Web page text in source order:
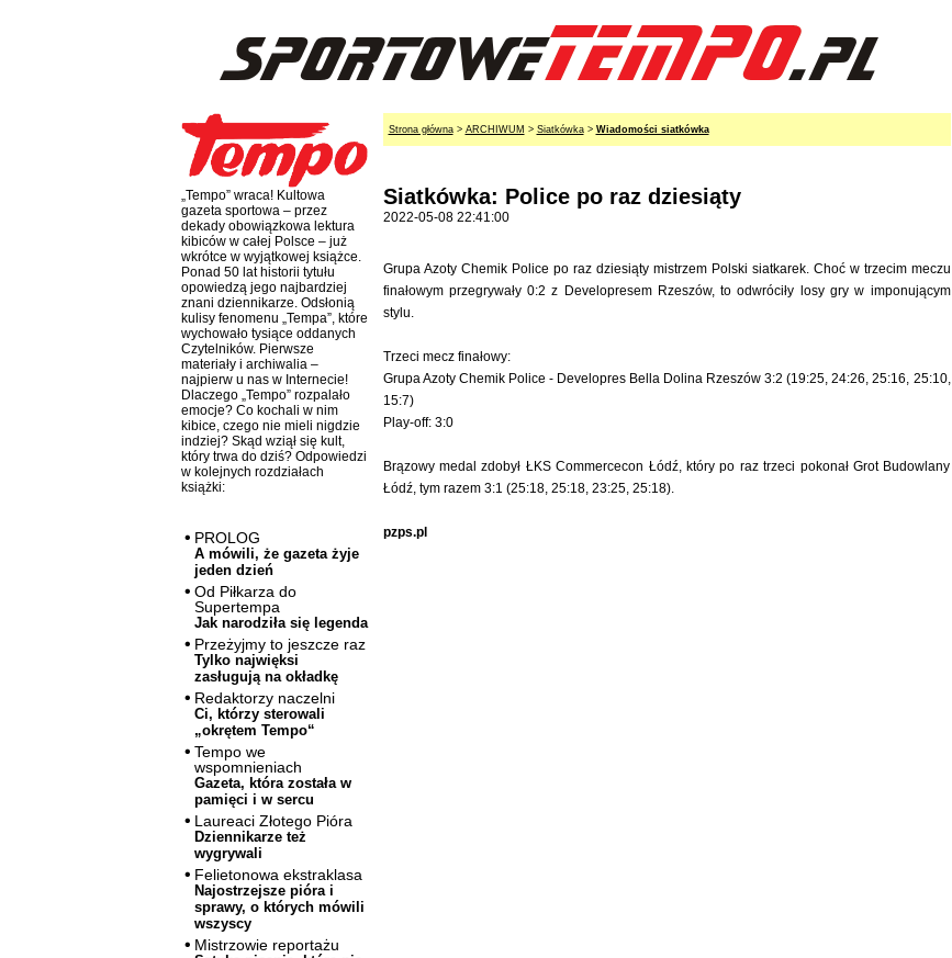
„Tempo” wraca! Kultowa
gazeta sportowa – przez
dekady obowiązkowa lektura
kibiców w całej Polsce – już
wkrótce w wyjątkowej książce.
Ponad 50 lat historii tytułu
opowiedzą jego najbardziej
znani dziennikarze. Odsłonią
kulisy fenomenu „Tempa”, które
wychowało tysiące oddanych
Czytelników. Pierwsze
materiały i archiwalia –
najpierw u nas w Internecie!
Dlaczego „Tempo” rozpalało
emocje? Co kochali w nim
kibice, czego nie mieli nigdzie
indziej? Skąd wziął się kult,
który trwa do dziś? Odpowiedzi
w kolejnych rozdziałach
książki:
PROLOG
A mówili, że gazeta żyje
jeden dzień
Od Piłkarza do
Supertempa
Jak narodziła się legenda
Przeżyjmy to jeszcze raz
Tylko najwięksi
zasługują na okładkę
Redaktorzy naczelni
Ci, którzy sterowali
„okrętem Tempo“
Tempo we
wspomnieniach
Gazeta, która została w
pamięci i w sercu
Laureaci Złotego Pióra
Dziennikarze też
wygrywali
Felietonowa ekstraklasa
Najostrzejsze pióra i
sprawy, o których mówili
wszyscy
Mistrzowie reportażu
Strona główna> ARCHIWUM > Siatkówka> Wiadomości siatkówka
Siatkówka: Police po raz dziesiąty
2022-05-08 22:41:00
Grupa Azoty Chemik Police po raz dziesiąty mistrzem Polski siatkarek. Choć w trzecim meczu
finałowym przegrywały 0:2 z Developresem Rzeszów, to odwróciły losy gry w imponującym
stylu.
Trzeci mecz finałowy:
Grupa Azoty Chemik Police - Developres Bella Dolina Rzeszów 3:2 (19:25, 24:26, 25:16, 25:10,
15:7)
Play-off: 3:0
Brązowy medal zdobył ŁKS Commercecon Łódź, który po raz trzeci pokonał Grot Budowlany
Łódź, tym razem 3:1 (25:18, 25:18, 23:25, 25:18).
pzps.pl